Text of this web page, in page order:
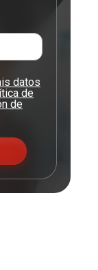
datos
de
de